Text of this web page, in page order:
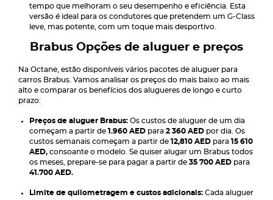
tempo que melhoram o seu desempenho e eficiência. Esta
versão é ideal para os condutores que pretendem um G-Class
leve, mas potente, com um toque mais desportivo.
Brabus Opções de aluguer e preços
Na Octane, estão disponíveis vários pacotes de aluguer para
carros Brabus. Vamos analisar os preços do mais baixo ao mais
alto e comparar os benefícios dos alugueres de longo e curto
prazo:
Preços de aluguer Brabus: Os custos de aluguer de um dia
começam a partir de 1.960 AED para 2 360 AED por dia. Os
custos semanais começam a partir de 12,810 AED para 15 610
AED, consoante o modelo. Se quiser alugar um Brabus todos
os meses, prepare-se para pagar a partir de 35 700 AED para
41.700 AED.
Limite de quilometragem e custos adicionais: Cada aluguer